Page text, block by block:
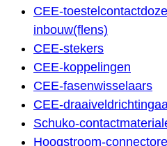
CEE-
inbouw(flens)
CEE-stekers
CEE-koppelingen
CEE-fasenwisselaars
CEE-
Schuko-
Hoogstroom-